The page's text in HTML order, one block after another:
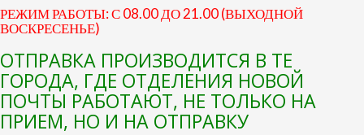
РЕЖИМ РАБОТЫ: С 08.00 ДО 21.00 (ВЫХОДНОЙ
ВОСКРЕСЕНЬЕ)
ОТПРАВКА ПРОИЗВОДИТСЯ В ТЕ
ГОРОДА, ГДЕ ОТДЕЛЕНИЯ НОВОЙ
ПОЧТЫ РАБОТАЮТ, НЕ ТОЛЬКО НА
ПРИЕМ, НО И НА ОТПРАВКУ